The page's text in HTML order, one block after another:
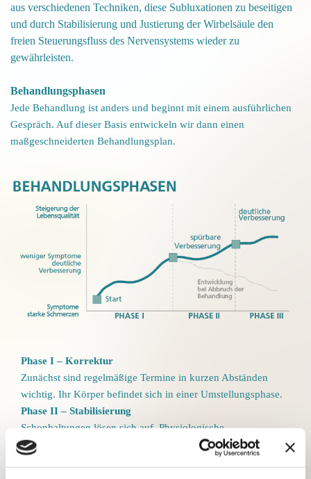
aus verschiedenen Techniken, diese Subluxationen zu beseitigen
und durch Stabilisierung und Justierung der Wirbelsäule den
freien Steuerungsfluss des Nervensystems wieder zu
gewährleisten.
Behandlungsphasen
Jede Behandlung ist anders und beginnt mit einem ausführlichen
Gespräch. Auf dieser Basis entwickeln wir dann einen
maßgeschneiderten Behandlungsplan.
Phase I – Korrektur
Zunächst sind regelmäßige Termine in kurzen Abständen
wichtig. Ihr Körper befindet sich in einer Umstellungsphase.
Phase II – Stabilisierung
Schonhaltungen lösen sich auf. Physiologische
Bewegungsmuster finden sich wieder.